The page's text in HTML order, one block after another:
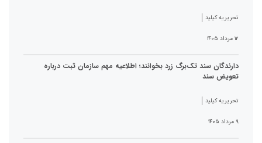
تحریریه کیلید
۱۲ مرداد ۱۴۰۵
دارندگان سند تک‌برگ زرد بخوانند؛ اطلاعیه مهم سازمان ثبت درباره
تعویض سند
تحریریه کیلید
۹ مرداد ۱۴۰۵